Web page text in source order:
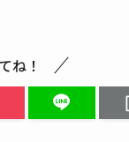
ね！